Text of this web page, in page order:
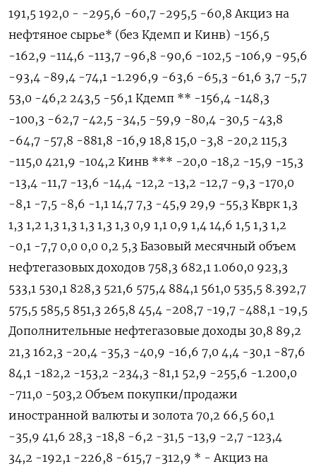
191,5 192,0 - -295,6 -60,7 -295,5 -60,8 Акциз на
нефтяное сырье* (без Кдемп и Кинв) -156,5
-162,9 -114,6 -113,7 -96,8 -90,6 -102,5 -106,9 -95,6
-93,4 -89,4 -74,1 -1.296,9 -63,6 -65,3 -61,6 3,7 -5,7
53,0 -46,2 243,5 -56,1 Кдемп ** -156,4 -148,3
-100,3 -62,7 -42,5 -34,5 -59,9 -80,4 -30,5 -43,8
-64,7 -57,8 -881,8 -16,9 18,8 15,0 -3,8 -20,2 115,3
-115,0 421,9 -104,2 Кинв *** -20,0 -18,2 -15,9 -15,3
-13,4 -11,7 -13,6 -14,4 -12,2 -13,2 -12,7 -9,3 -170,0
-8,1 -7,5 -8,6 -1,1 14,7 7,3 -45,9 29,9 -55,3 Кврк 1,3
1,3 1,2 1,3 1,3 1,3 1,3 1,3 0,9 1,1 0,9 1,4 14,6 1,5 1,3 1,2
-0,1 -7,7 0,0 0,0 0,2 5,3 Базовый ​месячный объем
нефтегазовых ​доходов 758,3 682,1 1.060,0 923,3
533,1 530,1 828,3 521,6 575,4 884,1 561,0 535,5 8.392,7
575,5 585,5 851,3 265,8 45,4 -208,7 -19,7 -488,1 -19,5
Дополнительные нефтегазовые ‌доходы 30,8 89,2
21,3 162,3 -20,4 -35,3 -40,9 -16,6 7,0 4,4 -30,1 -87,6
84,1 -182,2 -153,2 -234,3 -81,1 52,9 -255,6 -1.200,0
-711,0 -503,2 Объем покупки/продажи
иностранной валюты и золота 70,2 66,5 60,1
-35,9 41,6 28,3 -18,8 -6,2 -31,5 -13,9 -2,7 -123,4
34,2 -192,1 -226,8 -615,7 -312,9 * - Акциз на